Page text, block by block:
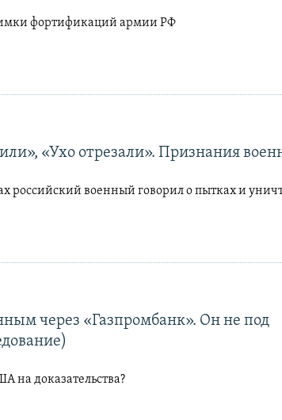
фортификаций армии РФ
«Ухо отрезали». Признания
российский военный говорил о пытках и
через «Газпромбанк». Он не под
на доказательства?